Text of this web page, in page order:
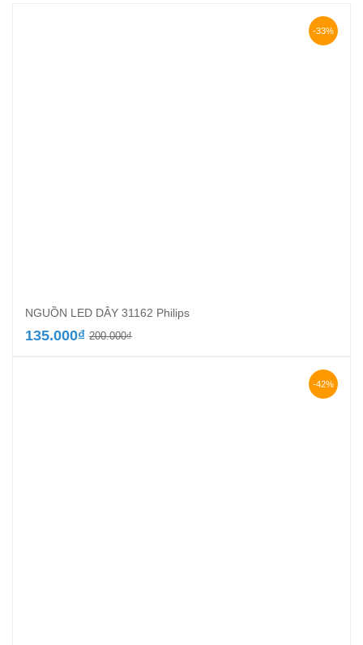
-33%
NGUỒN LED DÂY 31162 Philips
200.000₫Giá
135.000₫
Giá
-42%